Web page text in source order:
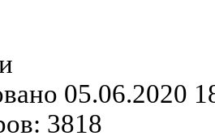
05.06.2020
3818